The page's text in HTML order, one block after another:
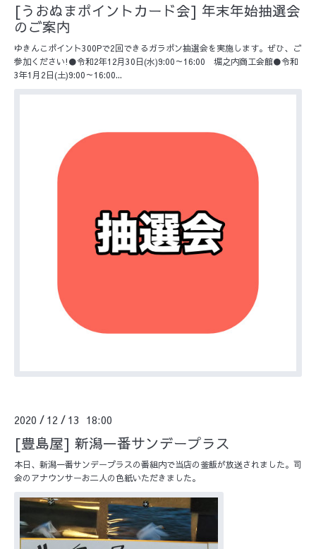
[うおぬまポイントカード会] 年末年始抽選会
のご案内
ゆきんこポイント300Pで2回できるガラポン抽選会を実施します。ぜひ、ご
参加ください!●令和2年12月30日(水)9:00～16:00 堀之内商工会館●令和
3年1月2日(土)9:00～16:00...
2020 / 12 / 13 18:00
[豊島屋] 新潟一番サンデープラス
本日、新潟一番サンデープラスの番組内で当店の釜飯が放送されました。司
会のアナウンサーお二人の色紙いただきました。